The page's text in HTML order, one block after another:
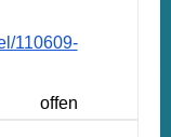
110609-
offen